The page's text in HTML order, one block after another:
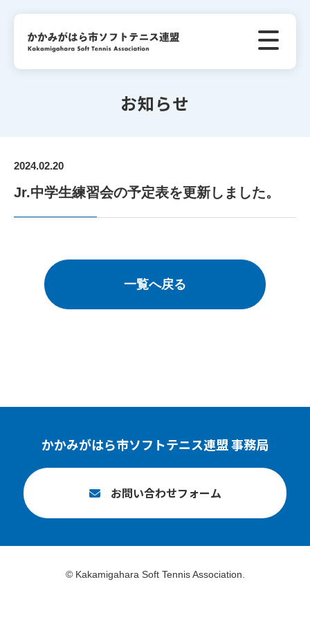
お知らせ
2024.02.20
Jr.中学生練習会の予定表を更新しました。
一覧へ戻る
かかみがはら市ソフトテニス連盟 事務局
お問い合わせフォーム
© Kakamigahara Soft Tennis Association.